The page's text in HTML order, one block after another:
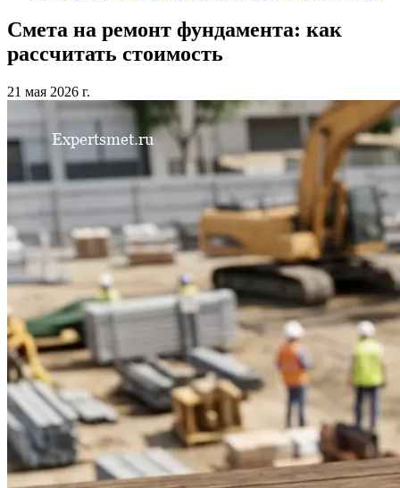
Смета на ремонт фундамента: как
рассчитать стоимость
21 мая 2026 г.